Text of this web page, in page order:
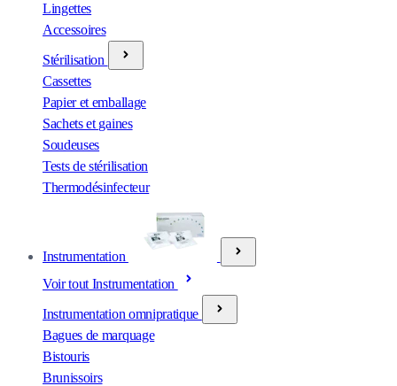
Lingettes
Accessoires
Stérilisation
Cassettes
Papier et emballage
Sachets et gaines
Soudeuses
Tests de stérilisation
Thermodésinfecteur
Instrumentation
Voir tout Instrumentation
Instrumentation omnipratique
Bagues de marquage
Bistouris
Brunissoirs